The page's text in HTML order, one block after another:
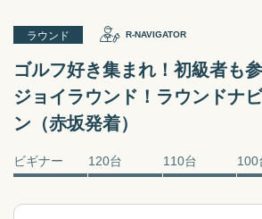
ラウンド R-NAVIGATOR
ゴルフ好き集まれ！初級者も
ジョイラウンド！ラウンドナ
ン（赤坂発着）
ビギナー 120台 110台 100